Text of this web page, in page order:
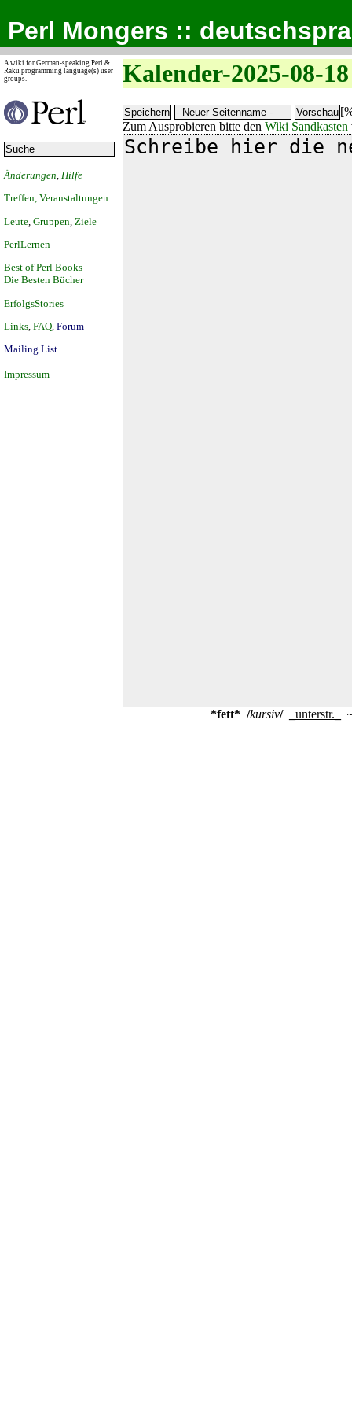
Perl Mongers ::
A wiki for German-speaking Perl &
Raku programming language(s) user
groups.
Änderungen Hilfe
Treffen, Veranstaltungen
Leute Gruppen Ziele
PerlLernen
Best of Perl Books
Die Besten Bücher
ErfolgsStories
Links FAQ Forum
Mailing List
Impressum
Kalender-2025-08-18
Zum Ausprobieren bitte den Wiki Sandkasten
*fett* /kursiv/ unterstr. ~